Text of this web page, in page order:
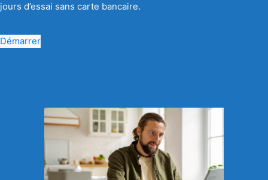
jours d’essai sans carte bancaire.
Démarrer